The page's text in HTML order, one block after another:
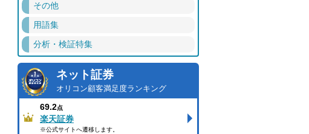
その他
用語集
分析・検証特集
ネット証券
オリコン顧客満足度ランキング
69.2点
楽天証券
※公式サイトへ遷移します。